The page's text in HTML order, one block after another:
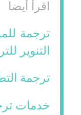
اقرأ أيضا
ترجمة
التنوير
ترجمة
خدمات